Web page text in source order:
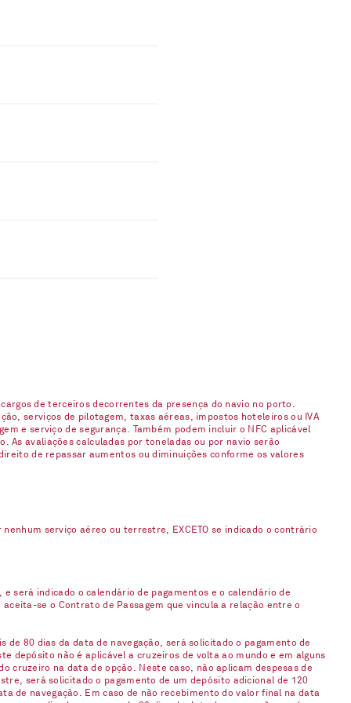
de terceiros decorrentes da presença do navio no porto.
serviços de pilotagem, taxas aéreas, impostos hoteleiros ou IVA
e serviço de segurança. Também podem incluir o NFC aplicável
As avaliações calculadas por toneladas ou por navio serão
de repassar aumentos ou diminuições conforme os valores
nenhum serviço aéreo ou terrestre, EXCETO se indicado o contrário
será indicado o calendário de pagamentos e o calendário de
se o Contrato de Passagem que vincula a relação entre o
80 dias da data de navegação, será solicitado o pagamento de
depósito não é aplicável a cruzeiros de volta ao mundo e em alguns
na data de opção. Neste caso, não aplicam despesas de
será solicitado o pagamento de um depósito adicional de 120
de navegação. Em caso de não recebimento do valor final na data